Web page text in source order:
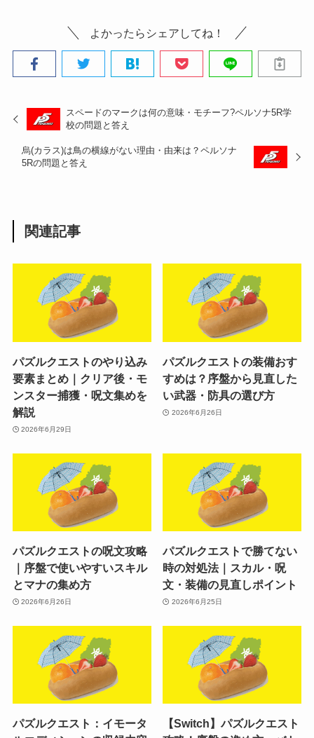
よかったらシェアしてね！
スペードのマークは何の意味・モチーフ?ペルソナ5R学
校の問題と答え
烏(カラス)は鳥の横線がない理由・由来は？ペルソナ
5Rの問題と答え
関連記事
パズルクエストのやり込み
要素まとめ｜クリア後・モ
ンスター捕獲・呪文集めを
解説
2026年6月29日
パズルクエストの装備おす
すめは？序盤から見直した
い武器・防具の選び方
2026年6月26日
パズルクエストの呪文攻略
｜序盤で使いやすいスキル
とマナの集め方
2026年6月26日
パズルクエストで勝てない
時の対処法｜スカル・呪
文・装備の見直しポイント
2026年6月25日
パズルクエスト：イモータ
【Switch】パズルクエスト